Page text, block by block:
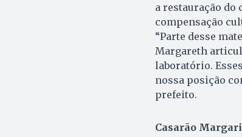
a restauração do
compensação
“Parte desse
Margareth
laboratório.
nossa posição
prefeito.
Casarão